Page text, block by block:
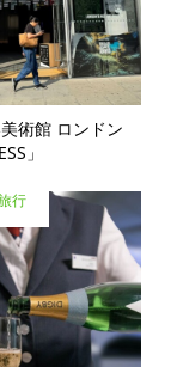
術館 ロンドン
」
行